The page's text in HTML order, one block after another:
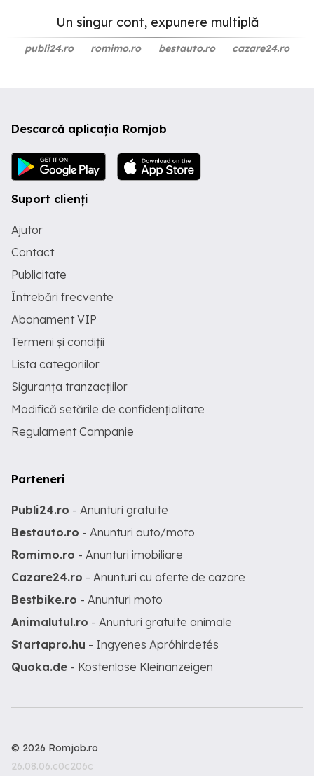
Un singur cont, expunere multiplă
publi24.ro romimo.ro bestauto.ro cazare24.ro
Descarcă aplicația Romjob
Suport clienți
Ajutor
Contact
Publicitate
Întrebări frecvente
Abonament VIP
Termeni și condiții
Lista categoriilor
Siguranța tranzacțiilor
Modifică setările de confidențialitate
Regulament Campanie
Parteneri
Publi24.ro - Anunturi gratuite
Bestauto.ro - Anunturi auto/moto
Romimo.ro - Anunturi imobiliare
Cazare24.ro - Anunturi cu oferte de cazare
Bestbike.ro - Anunturi moto
Animalutul.ro - Anunturi gratuite animale
Startapro.hu - Ingyenes Apróhirdetés
Quoka.de - Kostenlose Kleinanzeigen
© 2026 Romjob.ro
26.08.06.c0c206c